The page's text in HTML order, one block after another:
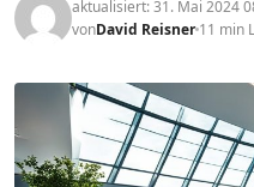
aktualisiert: 31. Mai 2024
vonDavid Reisner 11 min